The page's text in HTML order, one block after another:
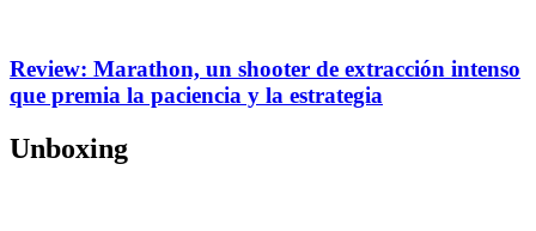
Review: Marathon, un shooter de extracción intenso
que premia la paciencia y la estrategia
Unboxing